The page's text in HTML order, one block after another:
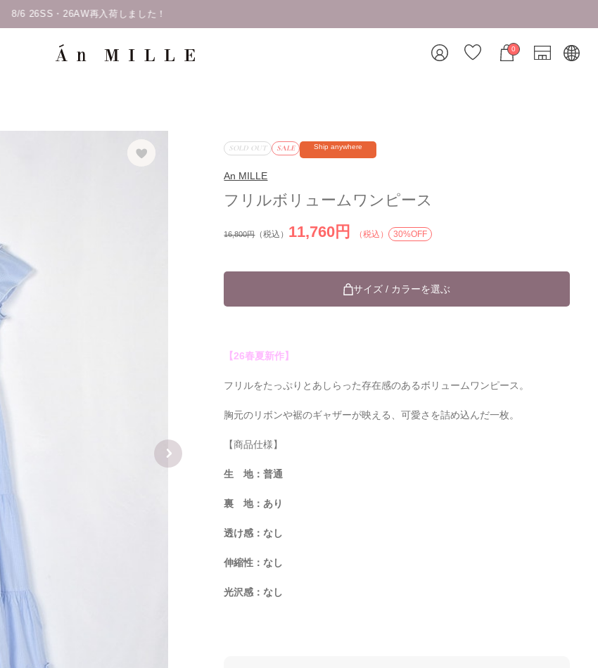
0
SOLD OUT SALE Ship anywhere
An MILLE
フリルボリュームワンピース
16,800円（税込） 11,760円 （税込） 30%OFF
サイズ / カラーを選ぶ
【26春夏新作】
フリルをたっぷりとあしらった存在感のあるボリュームワンピース。
胸元のリボンや裾のギャザーが映える、可愛さを詰め込んだ一枚。
【商品仕様】
生 地：普通
裏 地：あり
透け感：なし
伸縮性：なし
光沢感：なし